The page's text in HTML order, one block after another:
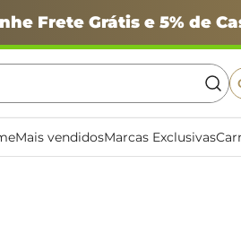
Frete Grátis e 5% de
Mais vendidosMarcas Exclusivas